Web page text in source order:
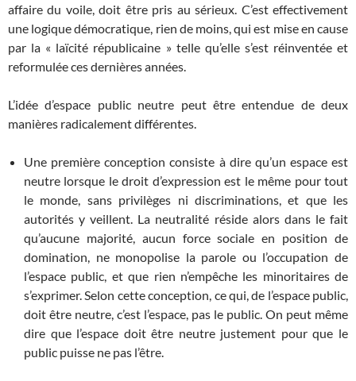
affaire du voile, doit être pris au sérieux. C’est effectivement
une logique démocratique, rien de moins, qui est mise en cause
par la « laïcité républicaine » telle qu’elle s’est réinventée et
reformulée ces dernières années.
L’idée d’espace public neutre peut être entendue de deux
manières radicalement différentes.
Une première conception consiste à dire qu’un espace est
neutre lorsque le droit d’expression est le même pour tout
le monde, sans privilèges ni discriminations, et que les
autorités y veillent. La neutralité réside alors dans le fait
qu’aucune majorité, aucun force sociale en position de
domination, ne monopolise la parole ou l’occupation de
l’espace public, et que rien n’empêche les minoritaires de
s’exprimer. Selon cette conception, ce qui, de l’espace public,
doit être neutre, c’est l’espace, pas le public. On peut même
dire que l’espace doit être neutre justement pour que le
public puisse ne pas l’être.